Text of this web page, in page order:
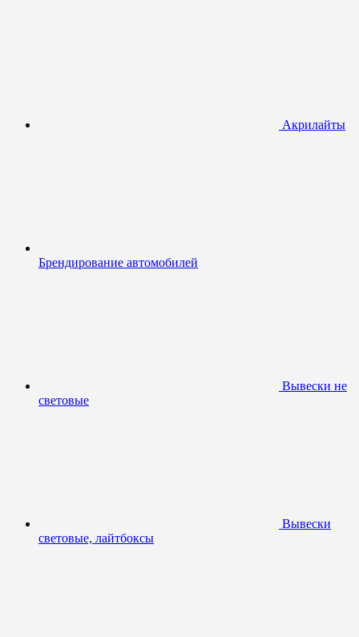
Акрилайты
Брендирование автомобилей
Вывески не
световые
Вывески
световые, лайтбоксы